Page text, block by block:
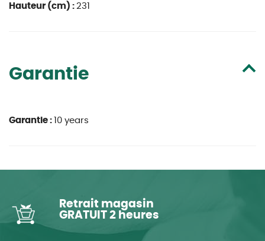
Hauteur (cm) : 231
Garantie
Garantie : 10 years
Retrait magasin
GRATUIT 2 heures